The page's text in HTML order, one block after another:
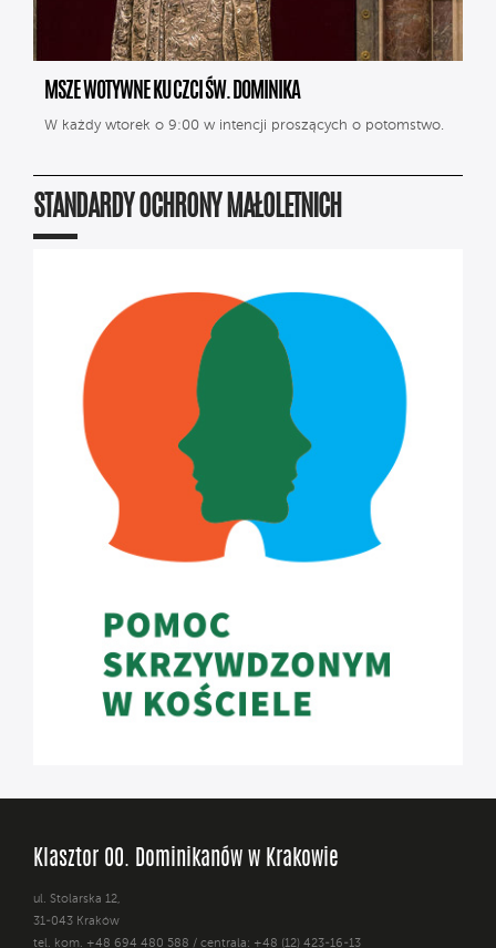
MSZE WOTYWNE KU CZCI ŚW. DOMINIKA
W każdy wtorek o 9:00 w intencji proszących o potomstwo.
STANDARDY OCHRONY MAŁOLETNICH
Klasztor OO. Dominikanów w Krakowie
ul. Stolarska 12,
31-043 Kraków
tel. kom. +48 694 480 588 / centrala: +48 (12) 423-16-13